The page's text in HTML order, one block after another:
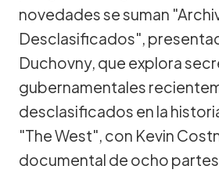
novedades se suman
Desclasificados",
Duchovny, que explora
gubernamentales
desclasificados en la
"The West", con Kevin
documental de ocho